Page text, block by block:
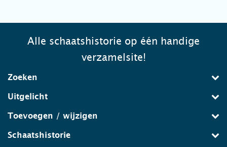
Alle schaatshistorie op één handige
verzamelsite!
Zoeken
Uitgelicht
Toevoegen / wijzigen
Schaatshistorie